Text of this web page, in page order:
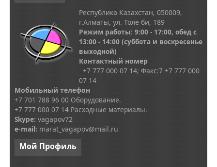
Республика Казахстан, 050009,
г.Алматы, ул. Толе би, 189
Режим работы: 9:00 - 17:00, обед с
13:00 - 14:00 (суббота и воскресенье
выходной)
Контактный номер
+7 777 000 07 14; Факс:7 +7 777 000
07 14
Мобильный телефон
+7 701 788 96 00 Оборудование.
+7 777 000 07 14 Расходные материалы.
Skype: vagapov72
e-mail: marat_vagapov@mail.ru
Мой Профиль